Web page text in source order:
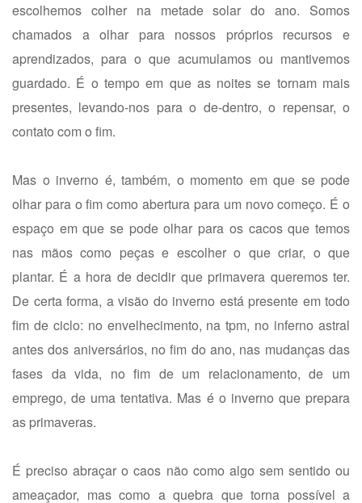
escolhemos colher na metade solar do ano. Somos
chamados a olhar para nossos próprios recursos e
aprendizados, para o que acumulamos ou mantivemos
guardado. É o tempo em que as noites se tornam mais
presentes, levando-nos para o de-dentro, o repensar, o
contato com o fim.
Mas o inverno é, também, o momento em que se pode
olhar para o fim como abertura para um novo começo. É o
espaço em que se pode olhar para os cacos que temos
nas mãos como peças e escolher o que criar, o que
plantar. É a hora de decidir que primavera queremos ter.
De certa forma, a visão do inverno está presente em todo
fim de ciclo: no envelhecimento, na tpm, no inferno astral
antes dos aniversários, no fim do ano, nas mudanças das
fases da vida, no fim de um relacionamento, de um
emprego, de uma tentativa. Mas é o inverno que prepara
as primaveras.
É preciso abraçar o caos não como algo sem sentido ou
ameaçador, mas como a quebra que torna possível a